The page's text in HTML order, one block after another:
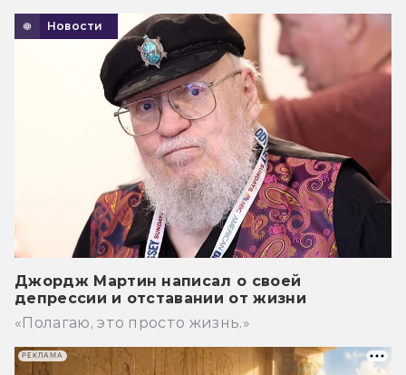
Новости
Джордж Мартин написал о своей
депрессии и отставании от жизни
«Полагаю, это просто жизнь.»
РЕКЛАМА